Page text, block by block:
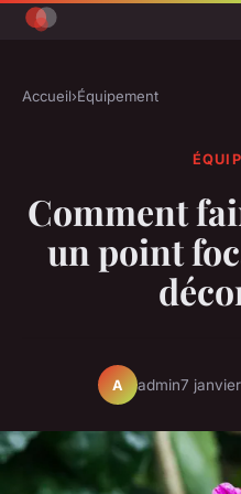
Accueil›Équipement
Comment
un point
A admin7